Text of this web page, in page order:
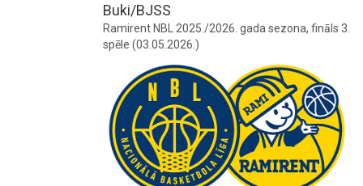
Buki/BJSS
Ramirent NBL 2025./2026. gada sezona, fināls 3.
spēle (03.05.2026.)